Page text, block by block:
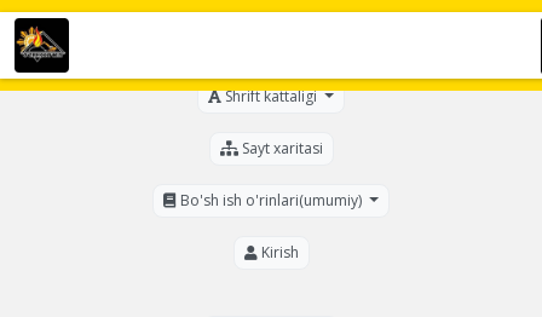
Shrift kattaligi
Sayt xaritasi
Bo'sh ish o'rinlari(umumiy)
Kirish